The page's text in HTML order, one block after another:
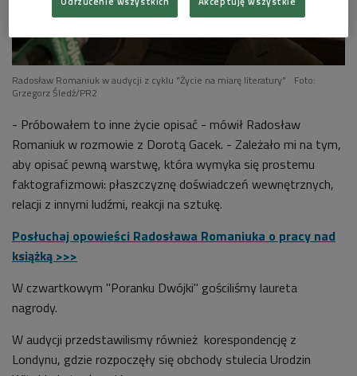
Radosław Romaniuk w audycji z cyklu "Życie na miarę literatury"
Foto:
Grzegorz Śledź/PR2
- Próbowałem to inne życie opisać - mówił Radosław
Romaniuk w rozmowie z Dorotą Gacek. - Zależało mi na tym,
aby opisać pewną warstwę, która wymyka się prostemu
faktografizmowi: płaszczyznę doświadczeń wewnętrznych,
relacji z innymi ludźmi, reakcji na sztukę.
Posłuchaj opowieści Radosława Romaniuka o pracy nad
książką >>>
W czwartkowym "Poranku Dwójki" gościliśmy laureta
nagrody.
W audycji przedstawilismy również korespondencję z
Londynu, gdzie rozpoczęły się obchody stulecia Urodzin